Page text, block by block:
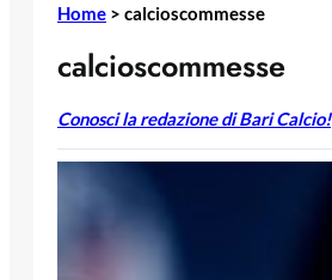
Home > calcioscommesse
calcioscommesse
Conosci la redazione di Bari Calcio!